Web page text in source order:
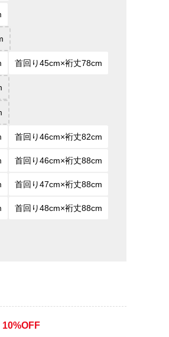
首回り45cm×裄丈78cm
首回り46cm×裄丈82cm
首回り46cm×裄丈88cm
首回り47cm×裄丈88cm
首回り48cm×裄丈88cm
10%OFF